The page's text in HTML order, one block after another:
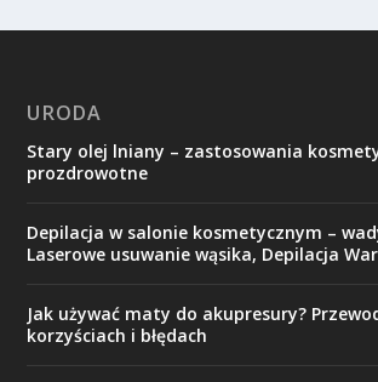
URODA
Stary olej lniany – zastosowania
prozdrowotne
Depilacja w salonie kosmetycznym –
Laserowe usuwanie wąsika, Depilacja
Jak używać maty do akupresury?
korzyściach i błędach